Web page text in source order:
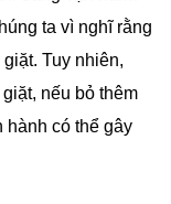
ta vì nghĩ rằng
Tuy nhiên,
nếu bỏ thêm
hành có thể gây